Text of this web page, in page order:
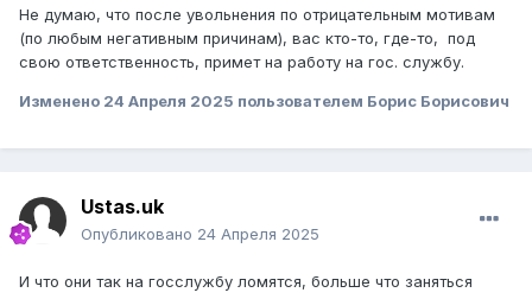
Не думаю, что после увольнения по отрицательным мотивам
(по любым негативным причинам), вас кто-то, где-то, под
свою ответственность, примет на работу на гос. службу.
Изменено 24 Апреля 2025 пользователем Борис Борисович
Ustas.uk
Опубликовано 24 Апреля 2025
И что они так на госслужбу ломятся, больше что заняться